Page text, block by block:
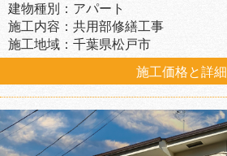
建物種別：アパート
施工内容：共用部修繕工事
施工地域：千葉県松戸市
施工価格と詳細